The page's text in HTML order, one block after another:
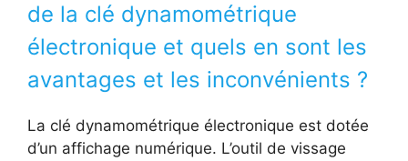
de la clé dynamométrique
électronique et quels en sont les
avantages et les inconvénients ?
La clé dynamométrique électronique est dotée
d’un affichage numérique. L’outil de vissage